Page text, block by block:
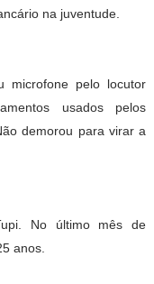
na juventude.
microfone pelo locutor
usados pelos
demorou para virar a
No último mês de
anos.